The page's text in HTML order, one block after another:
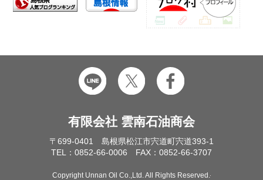
有限会社 雲南石油商会
〒699-0401 島根県松江市宍道町宍道393-1
TEL：0852-66-0006 FAX：0852-66-3707
Copyright Unnan Oil Co.,Ltd. All Rights Reserved.